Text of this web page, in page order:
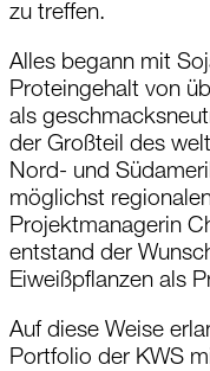
zu treffen.
Alles begann mit
Proteingehalt von
als
der Großteil des
Nord- und
möglichst
Projektmanagerin
entstand der
Eiweißpflanzen als
Auf diese Weise
Portfolio der KWS